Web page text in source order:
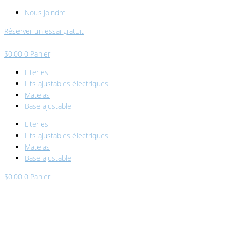
Nous joindre
Réserver un essai gratuit
$0.00 0 Panier
Literies
Lits ajustables électriques
Matelas
Base ajustable
Literies
Lits ajustables électriques
Matelas
Base ajustable
$0.00 0 Panier